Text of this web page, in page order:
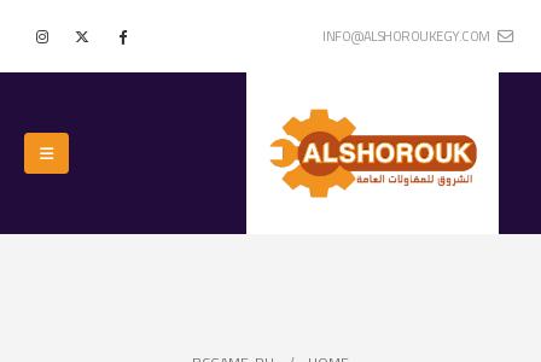
INFO@ALSHOROUKEGY.COM